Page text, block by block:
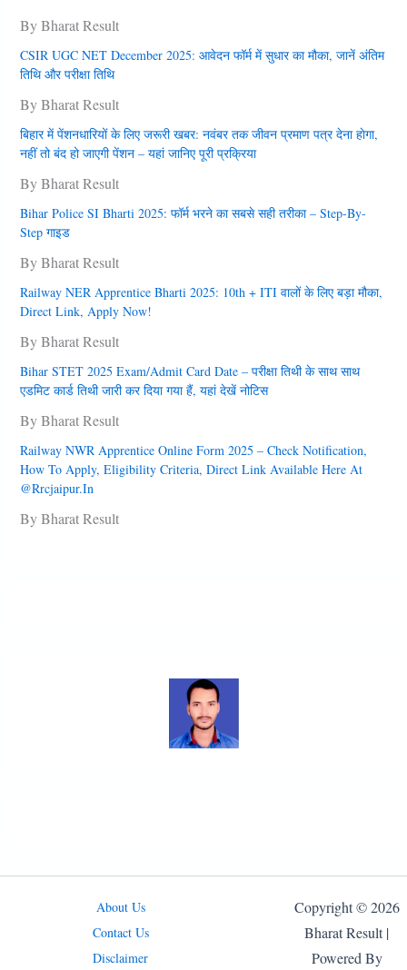
By Bharat Result
CSIR UGC NET December 2025: आवेदन फॉर्म में सुधार का मौका, जानें अंतिम
तिथि और परीक्षा तिथि
By Bharat Result
बिहार में पेंशनधारियों के लिए जरूरी खबर: नवंबर तक जीवन प्रमाण पत्र देना हाेगा,
नहीं तो बंद हो जाएगी पेंशन – यहां जानिए पूरी प्रक्रिया
By Bharat Result
Bihar Police SI Bharti 2025: फॉर्म भरने का सबसे सही तरीका – Step-By-
Step गाइड
By Bharat Result
Railway NER Apprentice Bharti 2025: 10th + ITI वालों के लिए बड़ा मौका,
Direct Link, Apply Now!
By Bharat Result
Bihar STET 2025 Exam/Admit Card Date – परीक्षा तिथी के साथ साथ
एडमिट कार्ड तिथी जारी कर दिया गया हैं, यहां देखें नोटिस
By Bharat Result
Railway NWR Apprentice Online Form 2025 – Check Notification,
How To Apply, Eligibility Criteria, Direct Link Available Here At
@rrcjaipur.in
By Bharat Result
About Us
Contact Us
Disclaimer
Copyright © 2026
Bharat Result |
Powered By